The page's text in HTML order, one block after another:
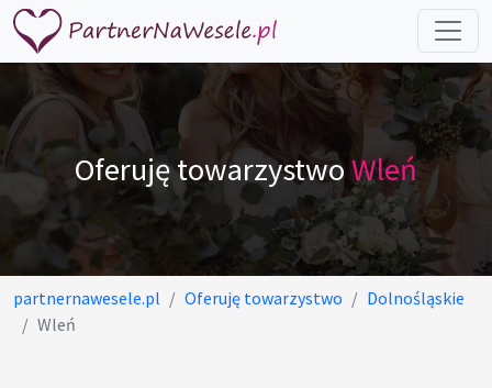
Oferuję towarzystwoWleń
partnernawesele.pl Oferuję towarzystwo
Dolnośląskie
Wleń